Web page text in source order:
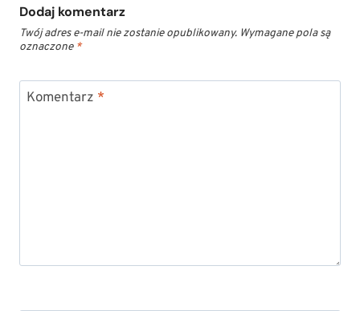
Dodaj komentarz
Twój adres e-mail nie zostanie opublikowany. Wymagane pola są
oznaczone *
Komentarz *